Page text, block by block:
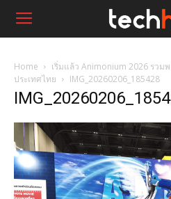
Home
เริ่มแล้ว Animonium 2026 รวม
ประเทศไทย
IMG_20260206_185428